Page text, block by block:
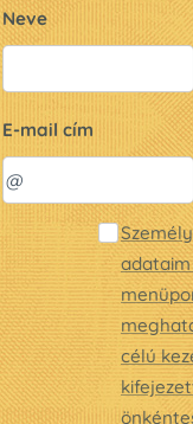
Neve
E-mail cím
célú